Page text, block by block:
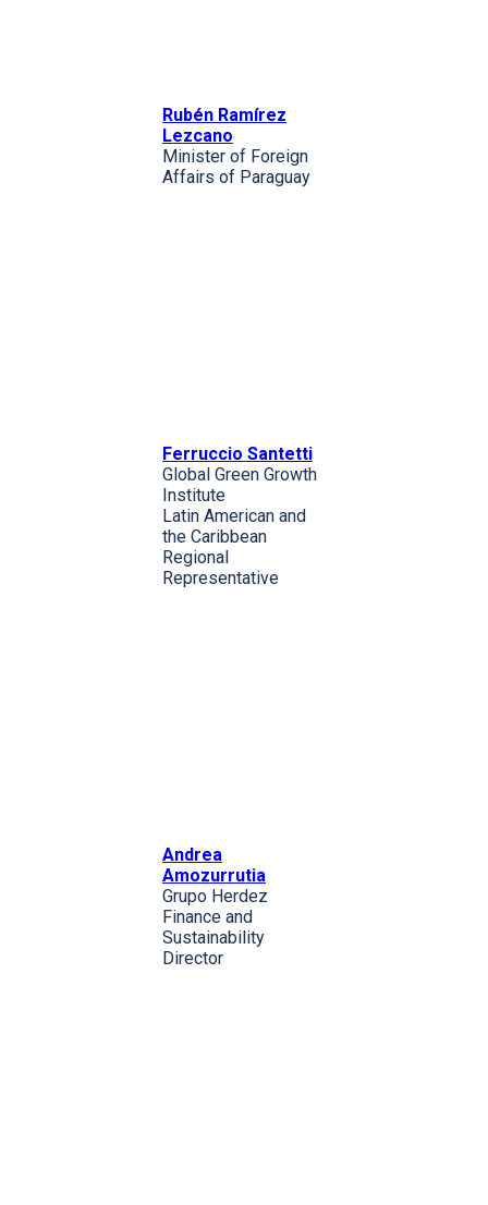
Rubén Ramírez
Lezcano
Minister of Foreign
Affairs of Paraguay
Ferruccio Santetti
Global Green Growth
Institute
Latin American and
the Caribbean
Regional
Representative
Andrea
Amozurrutia
Grupo Herdez
Finance and
Sustainability
Director